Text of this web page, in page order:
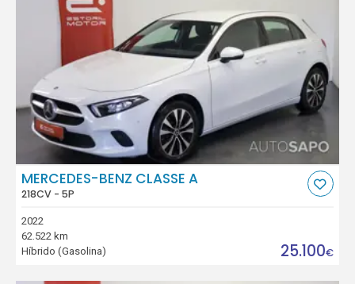
MERCEDES-BENZ CLASSE A
218CV - 5P
2022
62.522 km
Híbrido (Gasolina)
25.100€